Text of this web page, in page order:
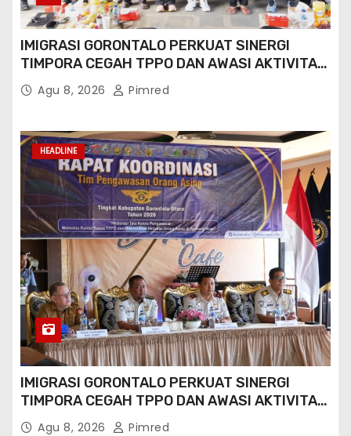
IMIGRASI GORONTALO PERKUAT SINERGI
TIMPORA CEGAH TPPO DAN AWASI AKTIVITAS
ORANG ASING DI GORONTALO UTARA
Agu 8, 2026 Pimred
HEADLINE
IMIGRASI GORONTALO PERKUAT SINERGI
TIMPORA CEGAH TPPO DAN AWASI AKTIVITAS
ORANG ASING DI GORONTALO UTARA
Agu 8, 2026 Pimred